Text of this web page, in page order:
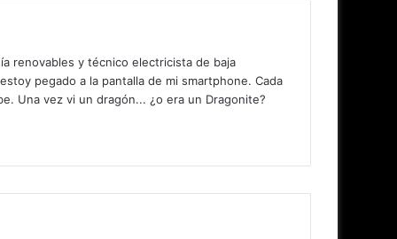
renovables y técnico electricista de baja
pegado a la pantalla de mi smartphone. Cada
Una vez vi un dragón... ¿o era un Dragonite?